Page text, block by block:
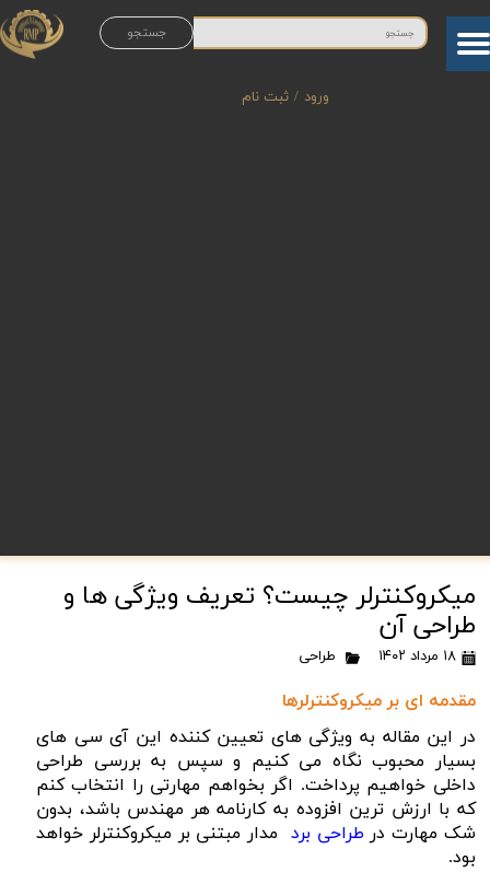
جستجو
ورود / ثبت نام
حساب کاربری من
میکروکنترلر چیست؟ تعریف ویژگی ها و
طراحی آن
۱۸ مرداد ۱۴۰۲ طراحی
مقدمه ای بر میکروکنترلرها
در این مقاله به ویژگی های تعیین کننده این آی سی های
بسیار محبوب نگاه می کنیم و سپس به بررسی طراحی
داخلی خواهیم پرداخت. اگر بخواهم مهارتی را انتخاب کنم
که با ارزش ترین افزوده به کارنامه هر مهندس باشد، بدون
شک مهارت در طراحی برد مدار مبتنی بر میکروکنترلر خواهد
بود.